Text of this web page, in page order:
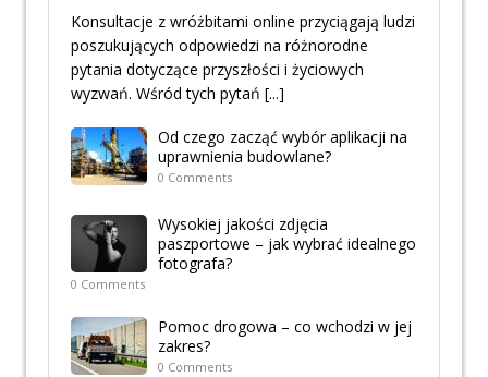
Konsultacje z wróżbitami online przyciągają ludzi
poszukujących odpowiedzi na różnorodne
pytania dotyczące przyszłości i życiowych
wyzwań. Wśród tych pytań [...]
Od czego zacząć wybór aplikacji na
uprawnienia budowlane?
0 Comments
Wysokiej jakości zdjęcia
paszportowe – jak wybrać idealnego
fotografa?
0 Comments
Pomoc drogowa – co wchodzi w jej
zakres?
0 Comments